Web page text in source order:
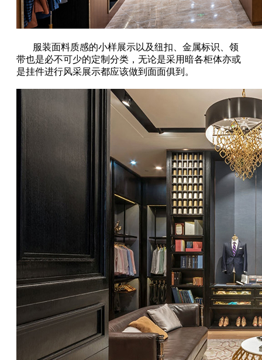
服装面料质感的小样展示以及纽扣、金属标识、领
带也是必不可少的定制分类，无论是采用暗各柜体亦或
是挂件进行风采展示都应该做到面面俱到。